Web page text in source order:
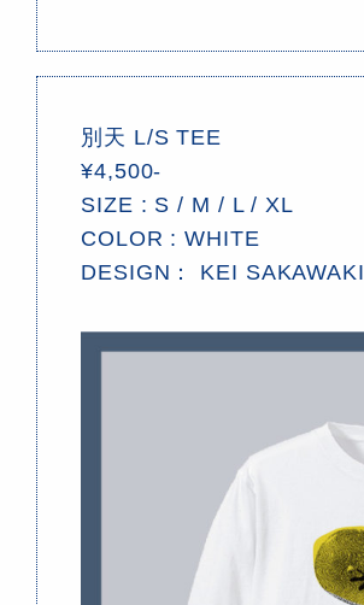
別天 L/S TEE
¥4,500-
SIZE : S / M / L / XL
COLOR : WHITE
DESIGN： KEI SAKAWAKI